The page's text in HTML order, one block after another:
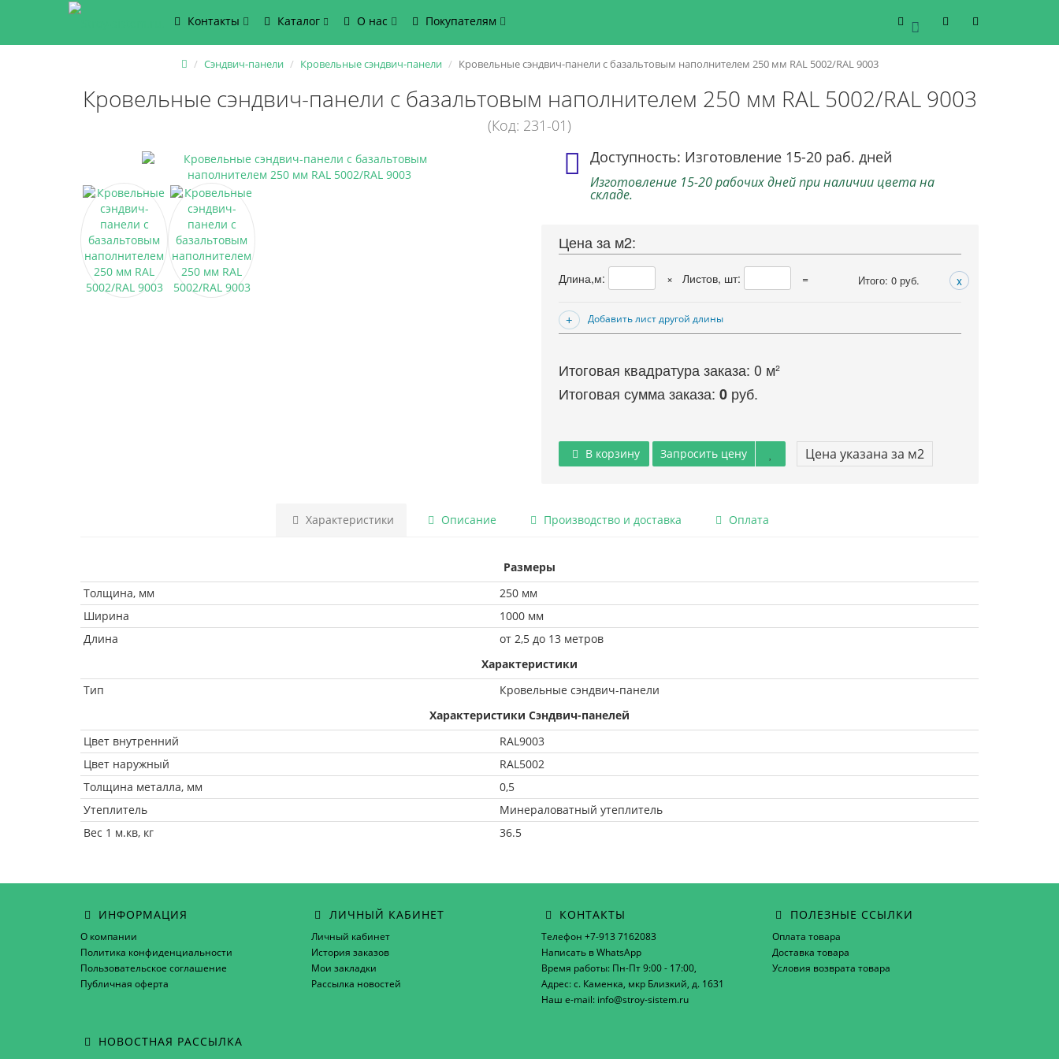
Контакты Каталог О нас Покупателям 0
Сэндвич-панели Кровельные сэндвич-панели Кровельные сэндвич-панели с базальтовым наполнителем 250 мм RAL 5002/RAL 9003
Кровельные сэндвич-панели с базальтовым наполнителем 250 мм RAL 5002/RAL 9003
(Код: 231-01)
Доступность: Изготовление 15-20 раб. дней
Изготовление 15-20 рабочих дней при наличии цвета на
складе.
Цена за м2:
Длина,м: × Листов, шт: = Итого: 0 руб. x
Добавить лист другой длины
Итоговая квадратура заказа: 0 м²
Итоговая сумма заказа: 0 руб.
В корзину Запросить цену Цена указана за м2
Характеристики Описание Производство и доставка Оплата
Размеры
Толщина, мм
250 мм
Ширина
1000 мм
Длина
от 2,5 до 13 метров
Характеристики
Тип
Кровельные сэндвич-панели
Характеристики Сэндвич-панелей
Цвет внутренний
RAL9003
Цвет наружный
RAL5002
Толщина металла, мм
0,5
Утеплитель
Минераловатный утеплитель
Вес 1 м.кв, кг
36.5
ИНФОРМАЦИЯ
О компании
Политика конфиденциальности
Пользовательское соглашение
Публичная оферта
ЛИЧНЫЙ КАБИНЕТ
Личный кабинет
История заказов
Мои закладки
Рассылка новостей
КОНТАКТЫ
Телефон +7-913 7162083
Написать в WhatsApp
Время работы: Пн-Пт 9:00 - 17:00,
Адрес: с. Каменка, мкр Близкий, д. 1631
Наш e-mail: info@stroy-sistem.ru
ПОЛЕЗНЫЕ ССЫЛКИ
Оплата товара
Доставка товара
Условия возврата товара
НОВОСТНАЯ РАССЫЛКА